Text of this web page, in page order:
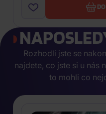
Rozhodli jste se
najdete, co jste si u nás
to mohli co